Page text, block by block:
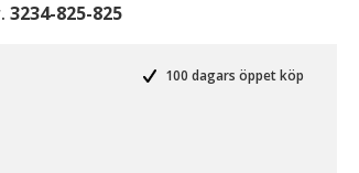
3234-825-825
100 dagars öppet köp